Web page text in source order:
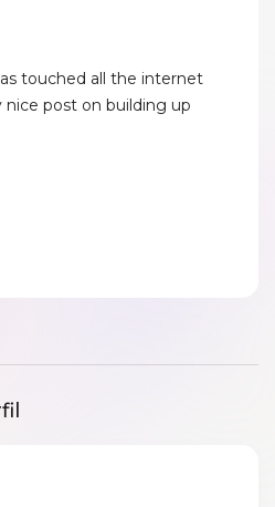
touched all the internet
nice post on building up